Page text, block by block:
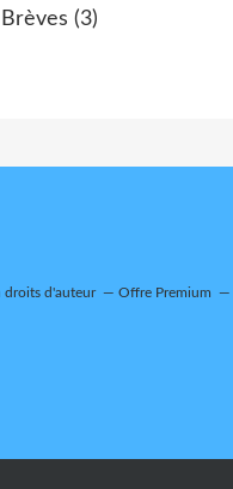
Brèves (3)
droits d'auteur Offre Premium